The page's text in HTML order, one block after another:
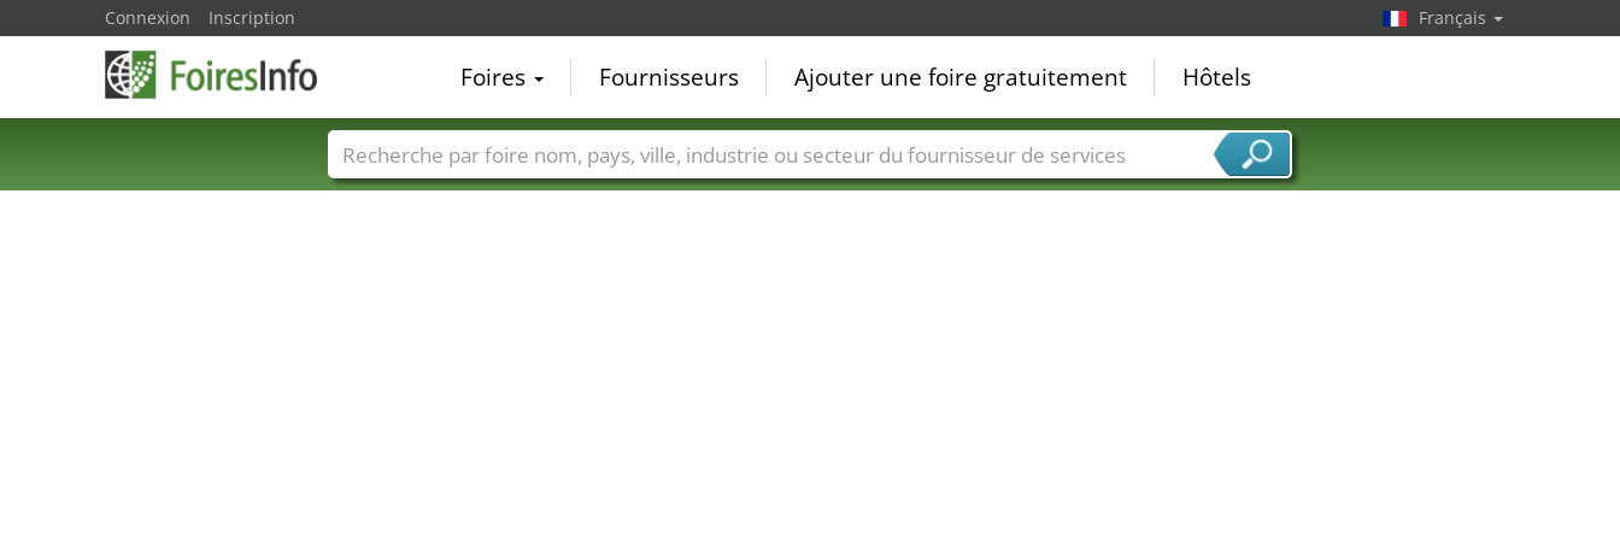
Connexion Inscription Français
Foires Fournisseurs Ajouter une foire gratuitement Hôtels
Foire noms Pays Villes Secteurs de foire Secteurs du fournisseur de services